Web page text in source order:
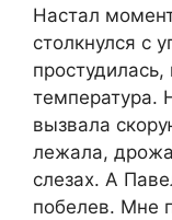
Настал
столкнулся с
температура.
вызвала
лежала,
слезах. А
побелев. Мне